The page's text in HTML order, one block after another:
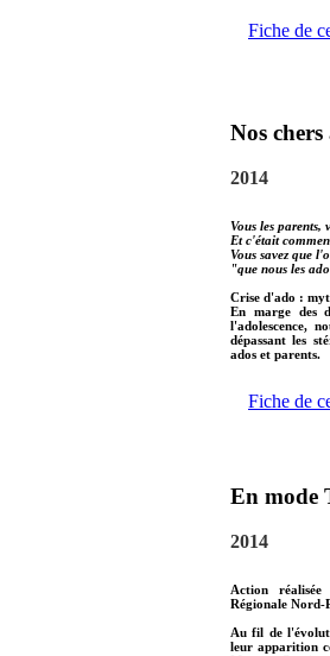
Fiche de
Nos chers
2014
Vous les
Et c'était
Vous savez que
"que nous les
Crise d'ado :
En marge des
l'adolescence,
dépassant les
ados et parents.
Fiche de
En mode
2014
Action
Régionale Nord-
Au fil de
leur apparition